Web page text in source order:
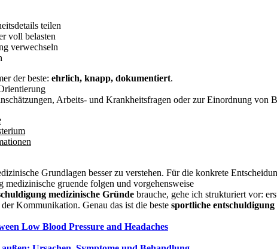
teilen
voll belasten
verwechseln
der beste: ehrlich, knapp, dokumentiert.
Arbeits- und Krankheitsfragen oder zur Einordnung von
Grundlagen besser zu verstehen. Für die konkrete
medizinische gruende folgen und vorgehensweise
medizinische Gründe brauche, gehe ich strukturiert vor:
Kommunikation. Genau das ist die beste sportliche entschuldigung
Low Blood Pressure and Headaches